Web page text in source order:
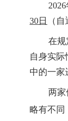
30日
（
在规
自身实际
中的一家
两家
略有不同